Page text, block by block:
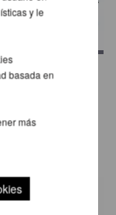
Stage -
de Piernas
exkl.
y le
basada en
más